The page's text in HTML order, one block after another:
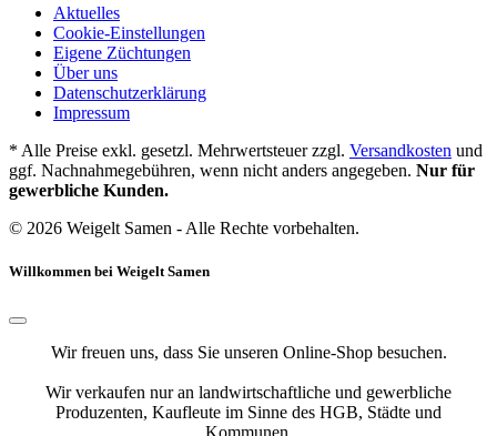
Aktuelles
Cookie-Einstellungen
Eigene Züchtungen
Über uns
Datenschutzerklärung
Impressum
* Alle Preise exkl. gesetzl. Mehrwertsteuer zzgl. Versandkosten und
ggf. Nachnahmegebühren, wenn nicht anders angegeben. Nur für
gewerbliche Kunden.
© 2026 Weigelt Samen - Alle Rechte vorbehalten.
Willkommen bei Weigelt Samen
Wir freuen uns, dass Sie unseren Online-Shop besuchen.
Wir verkaufen nur an landwirtschaftliche und gewerbliche
Produzenten, Kaufleute im Sinne des HGB, Städte und
Kommunen.